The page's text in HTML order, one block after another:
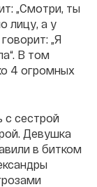
„Смотри, ты
лицу, а у
„Я
В том
4 огромных
с сестрой
Девушка
в битком